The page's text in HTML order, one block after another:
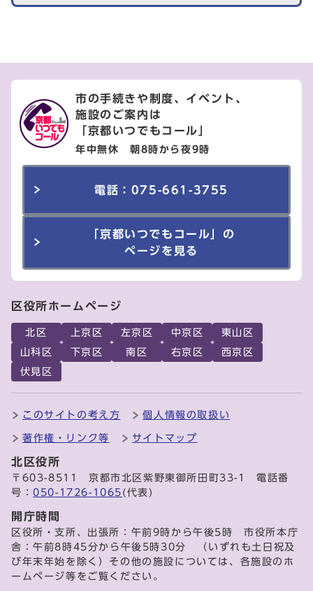
市の手続きや制度、イベント、
施設のご案内は
「京都いつでもコール」
年中無休 朝8時から夜9時
電話：075-661-3755
「京都いつでもコール」の
ページを見る
区役所ホームページ
北区 上京区 左京区 中京区
東山区
山科区
下京区 南区 右京区
西京区
伏見区
このサイトの考え方 個人情報の取扱い
著作権・リンク等 サイトマップ
北区役所
〒603-8511 京都市北区紫野東御所田町33-1 電話番
号：050-1726-1065 (代表)
開庁時間
区役所・支所、出張所：午前9時から午後5時 市役所本庁
舎：午前8時45分から午後5時30分 （いずれも土日祝及
び年末年始を除く）その他の施設については、各施設のホ
ームページ等をご覧ください。